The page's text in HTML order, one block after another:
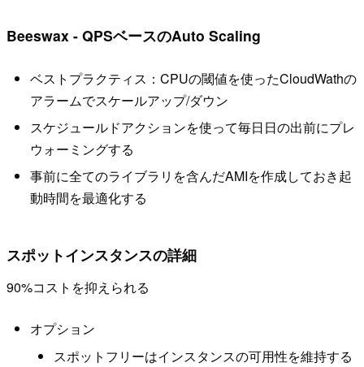
Beeswax - QPSベースのAuto Scaling
ベストプラクティス：CPUの閾値を使ったCloudWathの
アラームでスケールアップ/ダウン
スケジュールドアクションを使って毎日日の出前にプレ
ウォーミングする
事前に全てのライブラリを含んだAMIを作成しておき起
動時間を最適化する
スポットインスタンスの詳細
90%コストを抑えられる
オプション
スポットフリーはインスタンスの可用性を維持する